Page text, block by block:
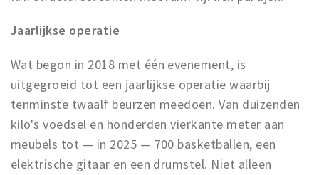
Jaarlijkse operatie
Wat begon in 2018 met één evenement, is
uitgegroeid tot een jaarlijkse operatie waarbij
tenminste twaalf beurzen meedoen. Van duizenden
kilo's voedsel en honderden vierkante meter aan
meubels tot — in 2025 — 700 basketballen, een
elektrische gitaar en een drumstel. Niet alleen